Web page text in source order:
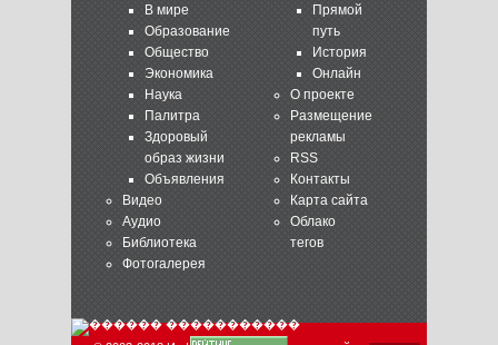
В мире
Образование
Общество
Экономика
Наука
Палитра
Здоровый
образ жизни
Объявления
Видео
Аудио
Библиотека
Фотогалерея
Прямой
путь
История
Онлайн
О проекте
Размещение
рекламы
RSS
Контакты
Карта сайта
Облако
тегов